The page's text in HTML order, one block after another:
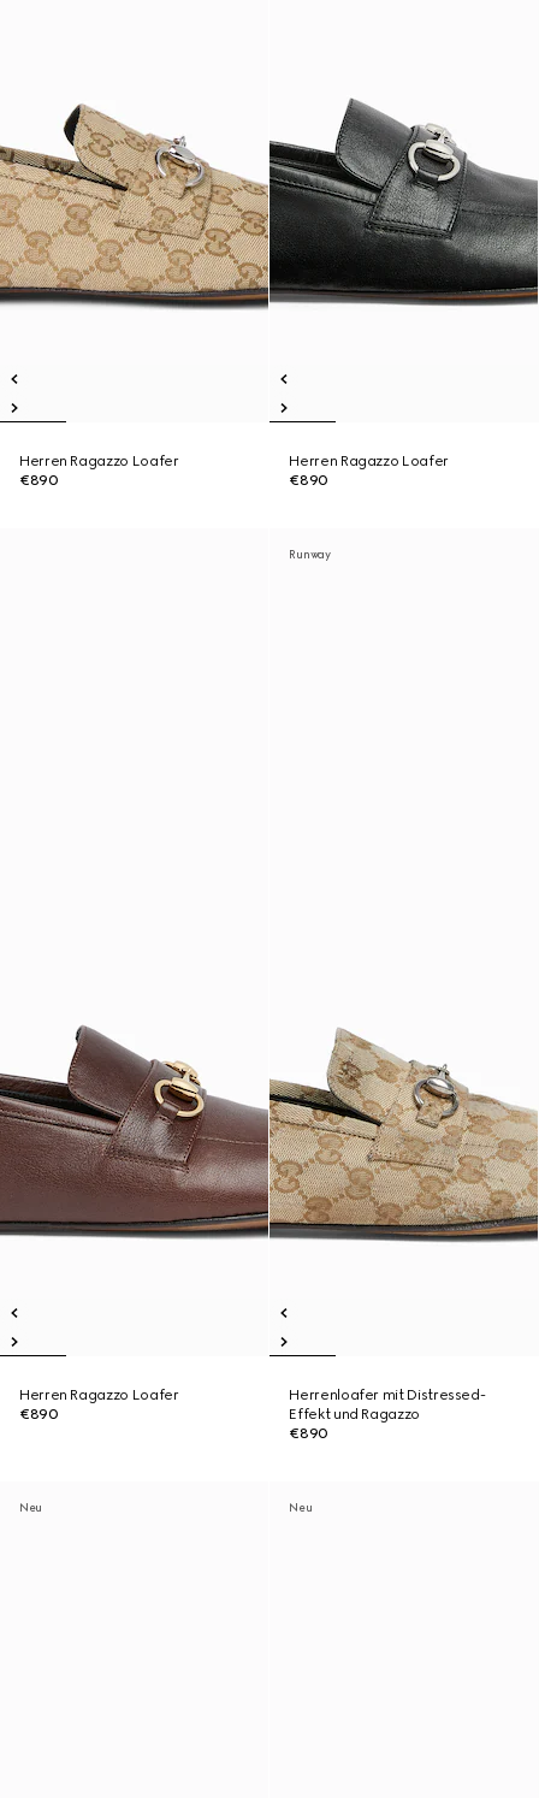
Herren Ragazzo Loafer
€890
Herren Ragazzo Loafer
€890
Herren Ragazzo Loafer
€890
Runway
Herrenloafer mit Distressed-
Effekt und Ragazzo
€890
Neu Neu